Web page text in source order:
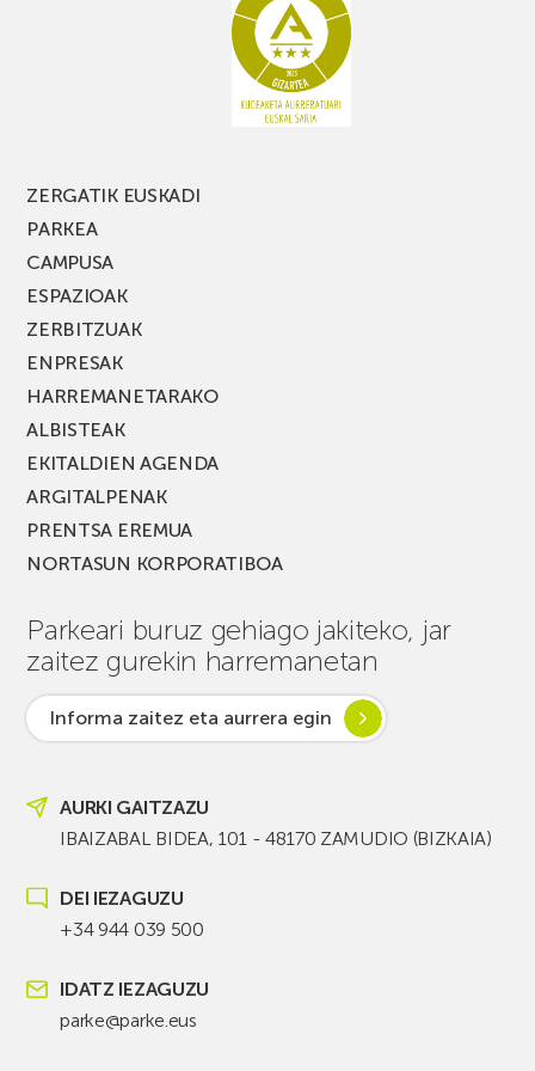
ZERGATIK EUSKADI
PARKEA
CAMPUSA
ESPAZIOAK
ZERBITZUAK
ENPRESAK
HARREMANETARAKO
ALBISTEAK
EKITALDIEN AGENDA
ARGITALPENAK
PRENTSA EREMUA
NORTASUN KORPORATIBOA
Parkeari buruz gehiago jakiteko, jar
zaitez gurekin harremanetan
Informa zaitez eta aurrera egin
AURKI GAITZAZU
IBAIZABAL BIDEA, 101 - 48170 ZAMUDIO (BIZKAIA)
DEI IEZAGUZU
+34 944 039 500
IDATZ IEZAGUZU
parke@parke.eus